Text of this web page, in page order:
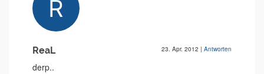
ReaL 23. Apr. 2012 | Antworten
derp..